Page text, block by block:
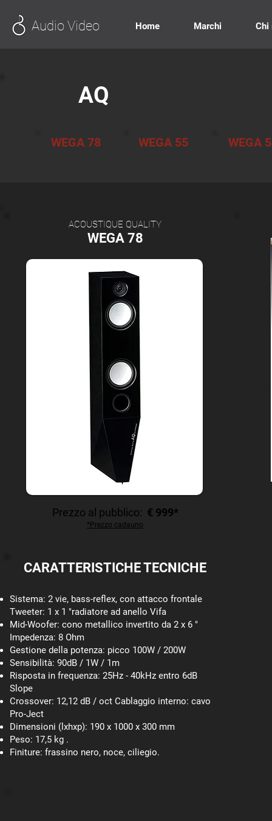
Audio Video Home Marchi Chi
AQ
WEGA 78 WEGA 55 WEGA
ACOUSTIQUE QUALITY
WEGA 78
Prezzo al pubblico: € 999*
*Prezzo cadauno
CARATTERISTICHE TECNICHE
Sistema: 2 vie, bass-reflex, con attacco frontale
Tweeter: 1 x 1 "radiatore ad anello Vifa
Mid-Woofer: cono metallico invertito da 2 x 6 "
Impedenza: 8 Ohm
Gestione della potenza: picco 100W / 200W
Sensibilità: 90dB / 1W / 1m
Risposta in frequenza: 25Hz - 40kHz entro 6dB
Slope
Crossover: 12,12 dB / oct Cablaggio interno: cavo
Pro-Ject
Dimensioni (lxhxp): 190 x 1000 x 300 mm
Peso: 17,5 kg .
Finiture: frassino nero, noce, ciliegio.